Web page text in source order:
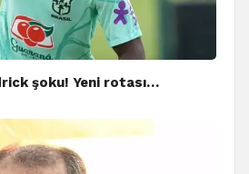
şoku! Yeni rotası…